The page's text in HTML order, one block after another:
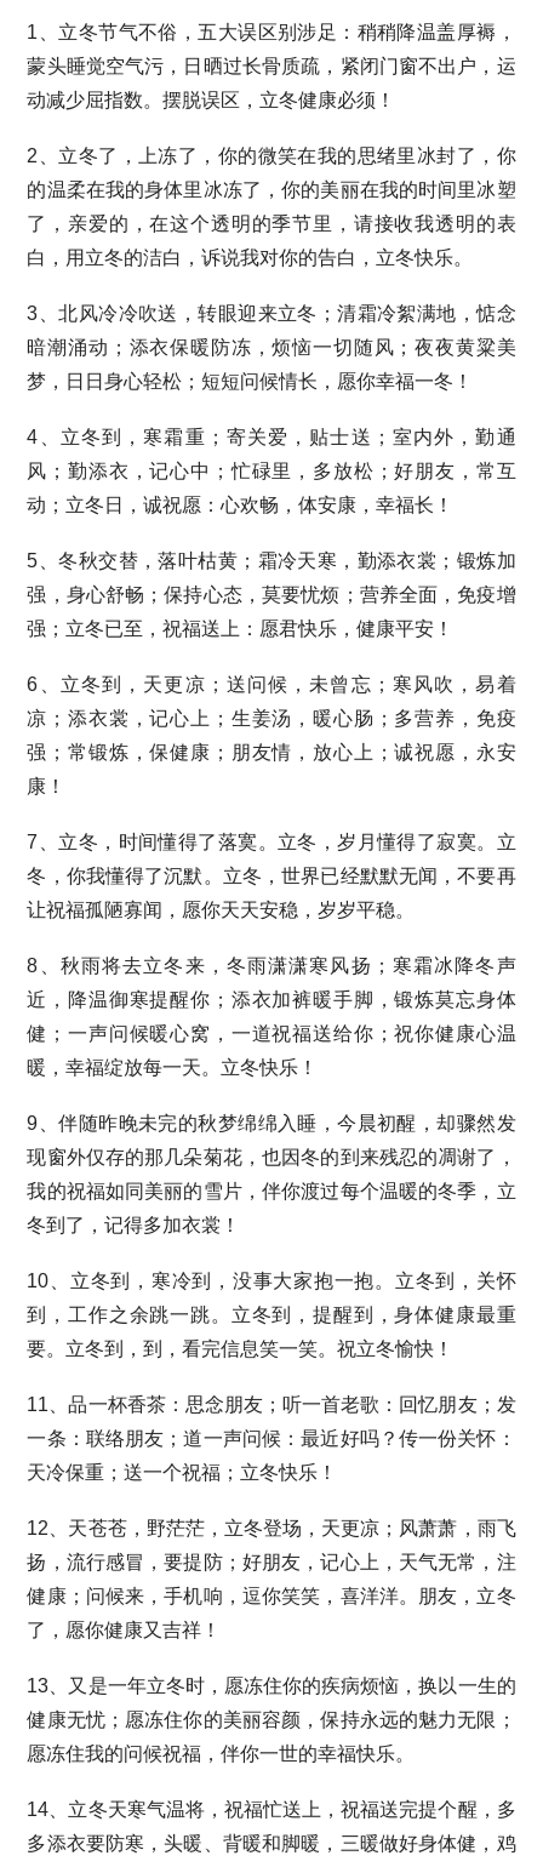
1、立冬节气不俗，五大误区别涉足：稍稍降温盖厚褥，
蒙头睡觉空气污，日晒过长骨质疏，紧闭门窗不出户，运
动减少屈指数。摆脱误区，立冬健康必须！
2、立冬了，上冻了，你的微笑在我的思绪里冰封了，你
的温柔在我的身体里冰冻了，你的美丽在我的时间里冰塑
了，亲爱的，在这个透明的季节里，请接收我透明的表
白，用立冬的洁白，诉说我对你的告白，立冬快乐。
3、北风冷冷吹送，转眼迎来立冬；清霜冷絮满地，惦念
暗潮涌动；添衣保暖防冻，烦恼一切随风；夜夜黄粱美
梦，日日身心轻松；短短问候情长，愿你幸福一冬！
4、立冬到，寒霜重；寄关爱，贴士送；室内外，勤通
风；勤添衣，记心中；忙碌里，多放松；好朋友，常互
动；立冬日，诚祝愿：心欢畅，体安康，幸福长！
5、冬秋交替，落叶枯黄；霜冷天寒，勤添衣裳；锻炼加
强，身心舒畅；保持心态，莫要忧烦；营养全面，免疫增
强；立冬已至，祝福送上：愿君快乐，健康平安！
6、立冬到，天更凉；送问候，未曾忘；寒风吹，易着
凉；添衣裳，记心上；生姜汤，暖心肠；多营养，免疫
强；常锻炼，保健康；朋友情，放心上；诚祝愿，永安
康！
7、立冬，时间懂得了落寞。立冬，岁月懂得了寂寞。立
冬，你我懂得了沉默。立冬，世界已经默默无闻，不要再
让祝福孤陋寡闻，愿你天天安稳，岁岁平稳。
8、秋雨将去立冬来，冬雨潇潇寒风扬；寒霜冰降冬声
近，降温御寒提醒你；添衣加裤暖手脚，锻炼莫忘身体
健；一声问候暖心窝，一道祝福送给你；祝你健康心温
暖，幸福绽放每一天。立冬快乐！
9、伴随昨晚未完的秋梦绵绵入睡，今晨初醒，却骤然发
现窗外仅存的那几朵菊花，也因冬的到来残忍的凋谢了，
我的祝福如同美丽的雪片，伴你渡过每个温暖的冬季，立
冬到了，记得多加衣裳！
10、立冬到，寒冷到，没事大家抱一抱。立冬到，关怀
到，工作之余跳一跳。立冬到，提醒到，身体健康最重
要。立冬到，到，看完信息笑一笑。祝立冬愉快！
11、品一杯香茶：思念朋友；听一首老歌：回忆朋友；发
一条：联络朋友；道一声问候：最近好吗？传一份关怀：
天冷保重；送一个祝福；立冬快乐！
12、天苍苍，野茫茫，立冬登场，天更凉；风萧萧，雨飞
扬，流行感冒，要提防；好朋友，记心上，天气无常，注
健康；问候来，手机响，逗你笑笑，喜洋洋。朋友，立冬
了，愿你健康又吉祥！
13、又是一年立冬时，愿冻住你的疾病烦恼，换以一生的
健康无忧；愿冻住你的美丽容颜，保持永远的魅力无限；
愿冻住我的问候祝福，伴你一世的幸福快乐。
14、立冬天寒气温将，祝福忙送上，祝福送完提个醒，多
多添衣要防寒，头暖、背暖和脚暖，三暖做好身体健，鸡